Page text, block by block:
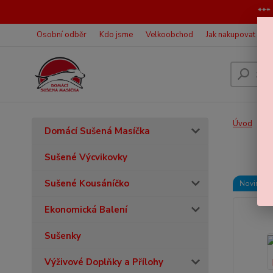
***
Osobní odběr Kdo jsme Velkoobchod Jak nakupovat
Domácí Sušená Masíčka
Sušené Výcvikovky
Sušené Kousáníčko
Ekonomická Balení
Sušenky
Výživové Doplňky a Přílohy
Úvod
Novinka